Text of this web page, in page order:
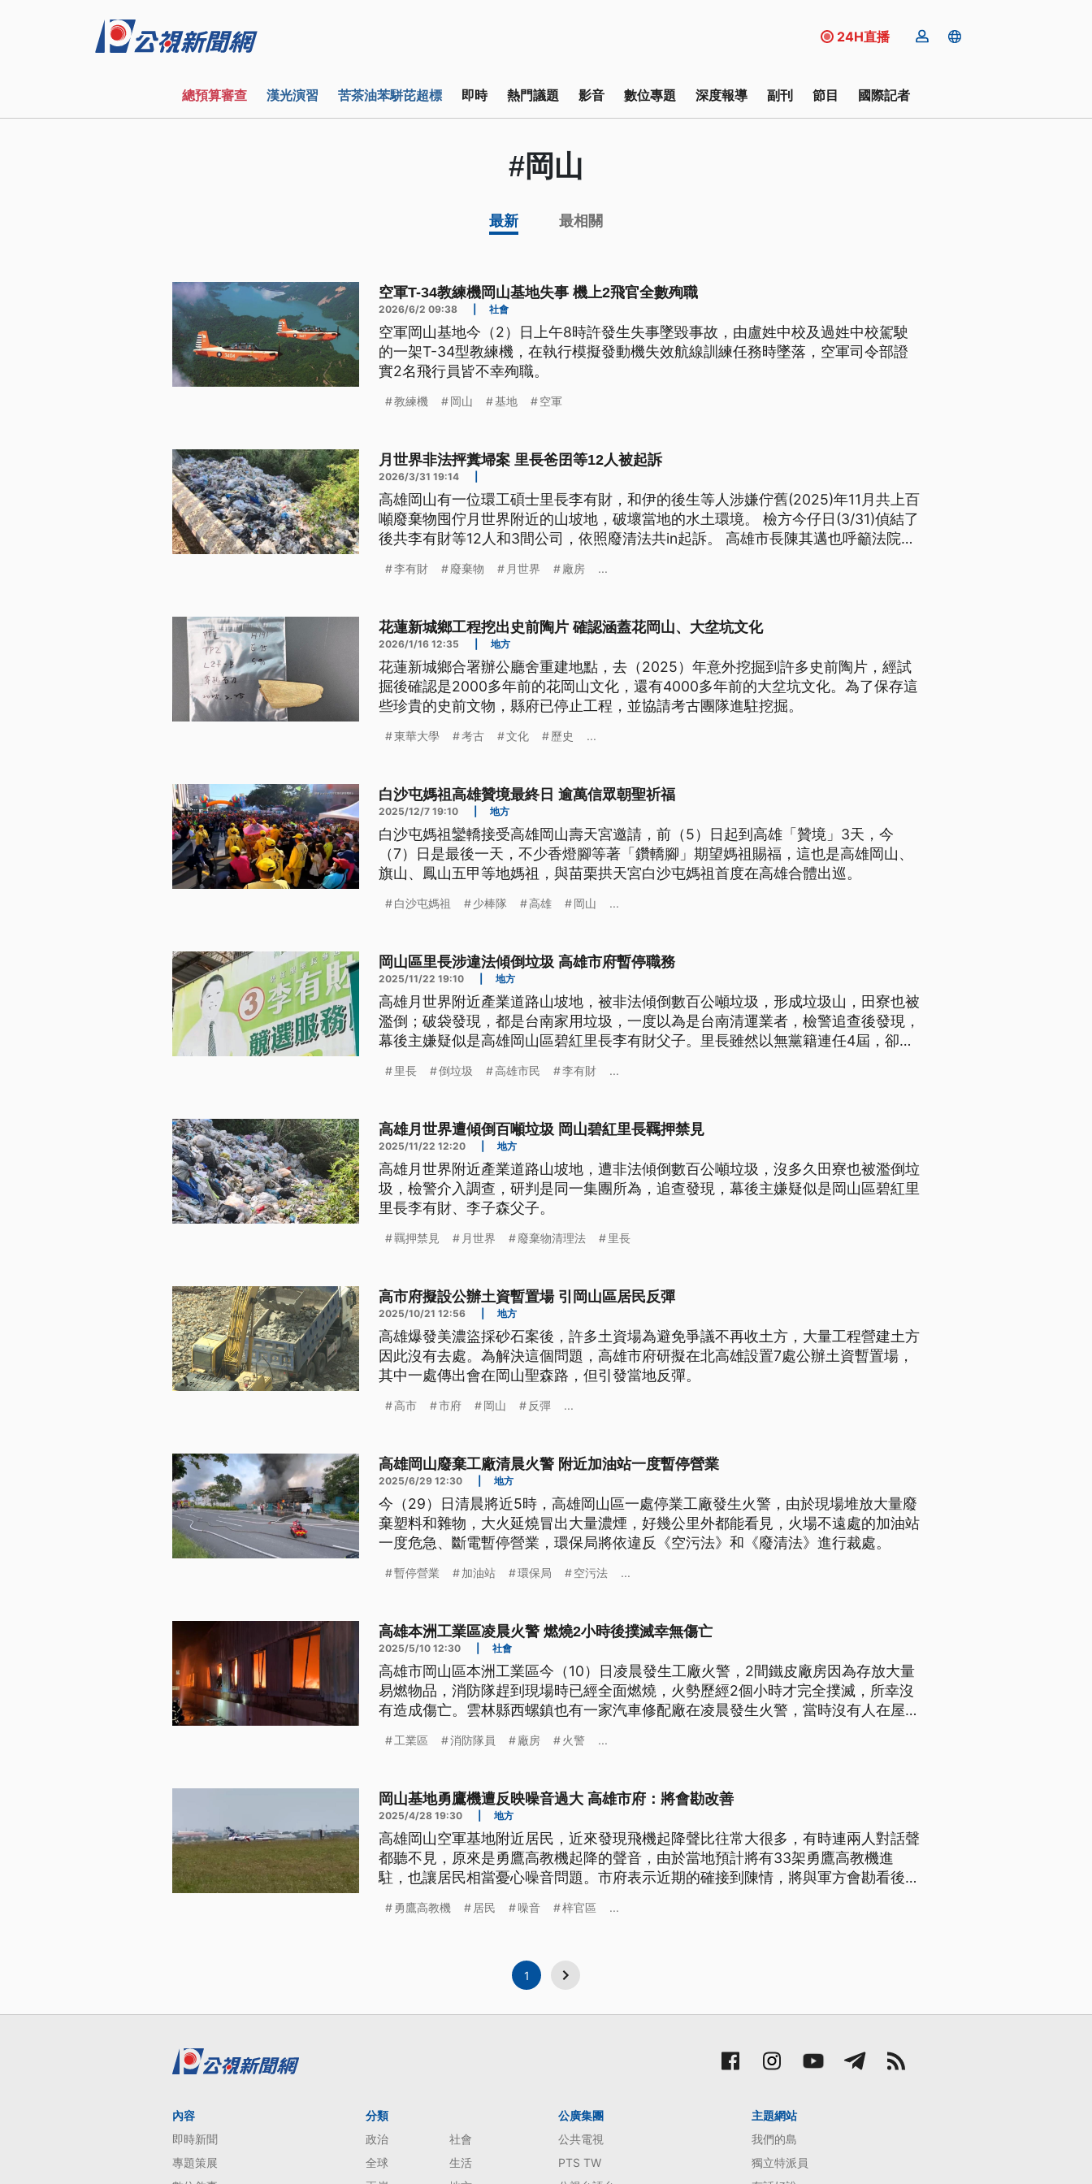
24H直播
總預算審查 漢光演習 苦茶油苯駢芘超標 即時 熱門議題 影音 數位專題 深度報導 副刊 節目 國際記者
#岡山
最新 最相關
空軍T-34教練機岡山基地失事 機上2飛官全數殉職
2026/6/2 09:38 社會
空軍岡山基地今（2）日上午8時許發生失事墜毀事故，由盧姓中校及過姓中校駕駛
的一架T-34型教練機，在執行模擬發動機失效航線訓練任務時墜落，空軍司令部證
實2名飛行員皆不幸殉職。
教練機 岡山 基地 空軍
月世界非法抨糞埽案 里長爸囝等12人被起訴
2026/3/31 19:14
高雄岡山有一位環工碩士里長李有財，和伊的後生等人涉嫌佇舊(2025)年11月共上百
噸廢棄物囤佇月世界附近的山坡地，破壞當地的水土環境。 檢方今仔日(3/31)偵結了
後共李有財等12人和3間公司，依照廢清法共in起訴。 高雄市長陳其邁也呼籲法院，
李有財 廢棄物 月世界 廠房 ...
花蓮新城鄉工程挖出史前陶片 確認涵蓋花岡山、大坌坑文化
2026/1/16 12:35 地方
花蓮新城鄉合署辦公廳舍重建地點，去（2025）年意外挖掘到許多史前陶片，經試
掘後確認是2000多年前的花岡山文化，還有4000多年前的大坌坑文化。為了保存這
些珍貴的史前文物，縣府已停止工程，並協請考古團隊進駐挖掘。
東華大學 考古 文化 歷史 ...
白沙屯媽祖高雄贊境最終日 逾萬信眾朝聖祈福
2025/12/7 19:10 地方
白沙屯媽祖鑾轎接受高雄岡山壽天宮邀請，前（5）日起到高雄「贊境」3天，今
（7）日是最後一天，不少香燈腳等著「鑽轎腳」期望媽祖賜福，這也是高雄岡山、
旗山、鳳山五甲等地媽祖，與苗栗拱天宮白沙屯媽祖首度在高雄合體出巡。
白沙屯媽祖 少棒隊 高雄 岡山 ...
岡山區里長涉違法傾倒垃圾 高雄市府暫停職務
2025/11/22 19:10 地方
高雄月世界附近產業道路山坡地，被非法傾倒數百公噸垃圾，形成垃圾山，田寮也被
濫倒；破袋發現，都是台南家用垃圾，一度以為是台南清運業者，檢警追查後發現，
幕後主嫌疑似是高雄岡山區碧紅里長李有財父子。里長雖然以無黨籍連任4屆，卻也
的職務，並派人代理里內事務。
里長 倒垃圾 高雄市民 李有財 ...
高雄月世界遭傾倒百噸垃圾 岡山碧紅里長羈押禁見
2025/11/22 12:20 地方
高雄月世界附近產業道路山坡地，遭非法傾倒數百公噸垃圾，沒多久田寮也被濫倒垃
圾，檢警介入調查，研判是同一集團所為，追查發現，幕後主嫌疑似是岡山區碧紅里
里長李有財、李子森父子。
羈押禁見 月世界 廢棄物清理法 里長
高市府擬設公辦土資暫置場 引岡山區居民反彈
2025/10/21 12:56 地方
高雄爆發美濃盜採砂石案後，許多土資場為避免爭議不再收土方，大量工程營建土方
因此沒有去處。為解決這個問題，高雄市府研擬在北高雄設置7處公辦土資暫置場，
其中一處傳出會在岡山聖森路，但引發當地反彈。
高市 市府 岡山 反彈 ...
高雄岡山廢棄工廠清晨火警 附近加油站一度暫停營業
2025/6/29 12:30 地方
今（29）日清晨將近5時，高雄岡山區一處停業工廠發生火警，由於現場堆放大量廢
棄塑料和雜物，大火延燒冒出大量濃煙，好幾公里外都能看見，火場不遠處的加油站
一度危急、斷電暫停營業，環保局將依違反《空污法》和《廢清法》進行裁處。
暫停營業 加油站 環保局 空污法 ...
高雄本洲工業區凌晨火警 燃燒2小時後撲滅幸無傷亡
2025/5/10 12:30 社會
高雄市岡山區本洲工業區今（10）日凌晨發生工廠火警，2間鐵皮廠房因為存放大量
易燃物品，消防隊趕到現場時已經全面燃燒，火勢歷經2個小時才完全撲滅，所幸沒
有造成傷亡。雲林縣西螺鎮也有一家汽車修配廠在凌晨發生火警，當時沒有人在屋
工業區 消防隊員 廠房 火警 ...
岡山基地勇鷹機遭反映噪音過大 高雄市府：將會勘改善
2025/4/28 19:30 地方
高雄岡山空軍基地附近居民，近來發現飛機起降聲比往常大很多，有時連兩人對話聲
都聽不見，原來是勇鷹高教機起降的聲音，由於當地預計將有33架勇鷹高教機進
駐，也讓居民相當憂心噪音問題。市府表示近期的確接到陳情，將與軍方會勘看後續
勇鷹高教機 居民 噪音 梓官區 ...
1
內容
即時新聞
專題策展
分類
政治
社會
全球
生活
公廣集團
公共電視
PTS TW
主題網站
我們的島
獨立特派員